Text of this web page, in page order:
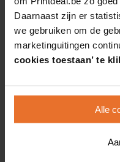
Daarnaast zijn er
we gebruiken om de
marketinguitingen
cookies toestaan’ te
Alle